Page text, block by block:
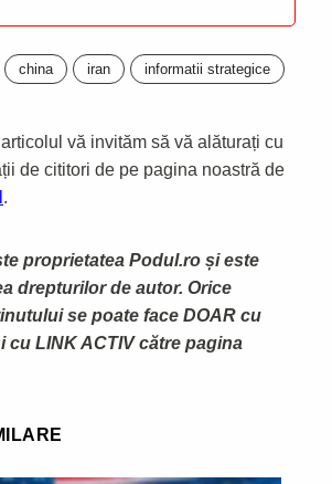
china iran informatii strategice
vă invităm să vă alăturați cu
de cititori de pe pagina noastră de
.
proprietatea Podul.ro și este
drepturilor de autor. Orice
se poate face DOAR cu
cu LINK ACTIV către pagina